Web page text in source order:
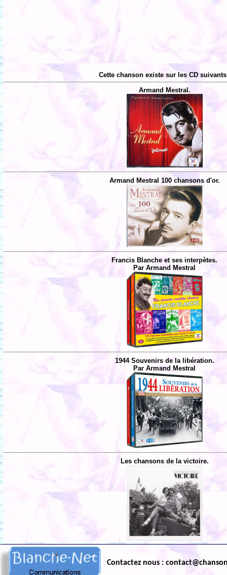
Cette chanson existe sur les CD
Armand Mestral.
Armand Mestral 100 chansons d'or.
Francis Blanche et ses interpètes.
Par Armand Mestral
1944 Souvenirs de la libération.
Par Armand Mestral
Les chansons de la victoire.
Contactez nous :